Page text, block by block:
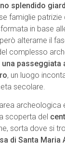
splendido
famiglie patrizie
in base
alterarne il
complesso
una passeggiata
, un luogo
secolare.
archeologica
scoperta del
sorta dove si
di Santa Maria